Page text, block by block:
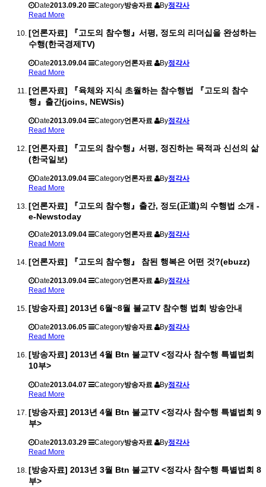
Date2013.09.20 Category방송자료 By정각사
Read More
[언론자료] 『고도의 참수행』서평, 정도의 리더십을 완성하는
수행(한국경제TV)
Date2013.09.04 Category언론자료 By정각사
Read More
[언론자료] 『육체와 지식 초월하는 참수행법 『고도의 참수
행』출간(joins, NEWSis)
Date2013.09.04 Category언론자료 By정각사
Read More
[언론자료] 『고도의 참수행』서평, 정진하는 목적과 신선의 삶
(한국일보)
Date2013.09.04 Category언론자료 By정각사
Read More
[언론자료] 『고도의 참수행』출간, 정도(正道)의 수행법 소개 -
e-Newstoday
Date2013.09.04 Category언론자료 By정각사
Read More
[언론자료] 『고도의 참수행』 참된 행복은 어떤 것?(ebuzz)
Date2013.09.04 Category언론자료 By정각사
Read More
[방송자료] 2013년 6월~8월 불교TV 참수행 법회 방송안내
Date2013.06.05 Category방송자료 By정각사
Read More
[방송자료] 2013년 4월 Btn 불교TV <정각사 참수행 특별법회
10부>
Date2013.04.07 Category방송자료 By정각사
Read More
[방송자료] 2013년 4월 Btn 불교TV <정각사 참수행 특별법회 9
부>
Date2013.03.29 Category방송자료 By정각사
Read More
[방송자료] 2013년 3월 Btn 불교TV <정각사 참수행 특별법회 8
부>